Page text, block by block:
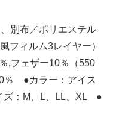
別布／ポリエステル
フィルム3レイヤー）
,フェザー10％（550
％ ●カラー：アイス
ズ：M、L、LL、XL ●